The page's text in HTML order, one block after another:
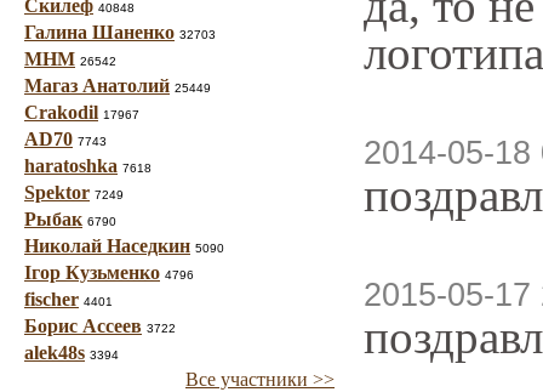
Скилеф 40848
Галина Шаненко 32703
МНМ 26542
Магаз Анатолий 25449
Crakodil 17967
AD70 7743
haratoshka 7618
Spektor 7249
Рыбак 6790
Николай Наседкин 5090
Ігор Кузьменко 4796
fischer 4401
Борис Ассеев 3722
alek48s 3394
Все участники >>
2014-05-18
2015-05-17